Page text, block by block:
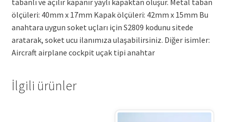
ölçüleri: 40mm x 17mm Kapak ölçüleri: 42mm x 15mm Bu
anahtara uygun soket uçları için S2809 kodunu sitede
aratarak, soket ucu ilanımıza ulaşabilirsiniz. Diğer isimler:
Aircraft airplane cockpit uçak tipi anahtar
İlgili ürünler